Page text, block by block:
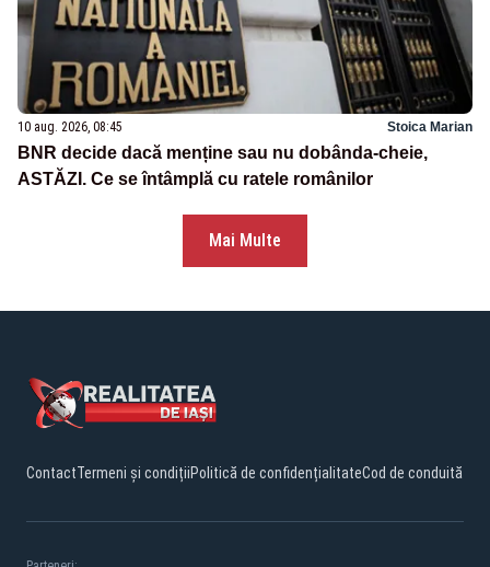
10 aug. 2026, 08:45 Stoica Marian
BNR decide dacă menține sau nu dobânda-cheie,
ASTĂZI. Ce se întâmplă cu ratele românilor
Mai Multe
ContactTermeni și condițiiPolitică de confidențialitateCod de conduită